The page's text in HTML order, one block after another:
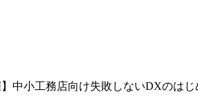
】中小工務店向け失敗しないDXのはじ